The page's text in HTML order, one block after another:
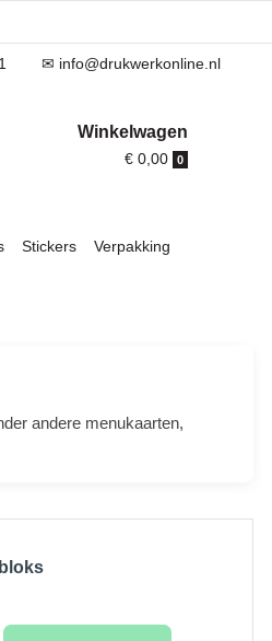
✉ info@drukwerkonline.nl
Winkelwagen
€ 0,00 0
Stickers Verpakking
andere menukaarten,